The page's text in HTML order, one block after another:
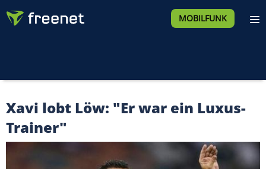
MOBILFUNK
Xavi lobt Löw: "Er war ein Luxus-
Trainer"